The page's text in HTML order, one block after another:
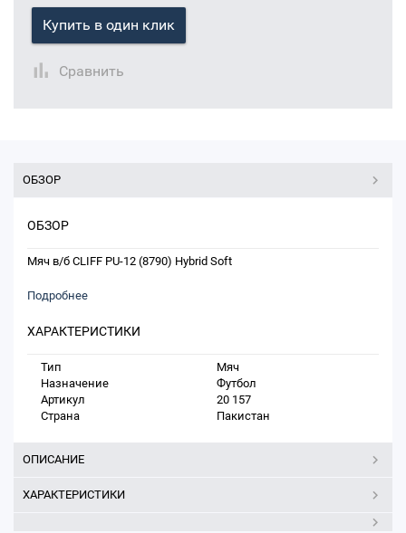
Купить в один клик
Сравнить
ОБЗОР
ОБЗОР
Мяч в/б CLIFF PU-12 (8790) Hybrid Soft
Подробнее
ХАРАКТЕРИСТИКИ
Тип
Мяч
Назначение
Футбол
Артикул
20 157
Страна
Пакистан
ОПИСАНИЕ
ХАРАКТЕРИСТИКИ